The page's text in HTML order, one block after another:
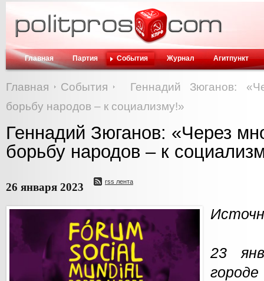
Главная Партия События Журнал Агитпункт
Главная События
Геннадий Зюганов:
борьбу народов – к социализму!»
Геннадий Зюганов: «Через
борьбу народов – к
26 января 2023 rss лента
23